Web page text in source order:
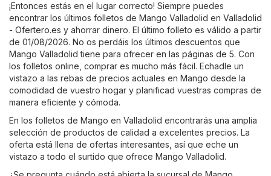
¡Entonces estás en el lugar correcto! Siempre puedes
encontrar los últimos folletos de Mango Valladolid en Valladolid
- Ofertero.es y ahorrar dinero. El último folleto es válido a partir
de 01/08/2026. No os perdáis los últimos descuentos que
Mango Valladolid tiene para ofrecer en las páginas de 5. Con
los folletos online, comprar es mucho más fácil. Echadle un
vistazo a las rebas de precios actuales en Mango desde la
comodidad de vuestro hogar y planificad vuestras compras de
manera eficiente y cómoda.
En los folletos de Mango en Valladolid encontrarás una amplia
selección de productos de calidad a excelentes precios. La
oferta está llena de ofertas interesantes, así que eche un
vistazo a todo el surtido que ofrece Mango Valladolid.